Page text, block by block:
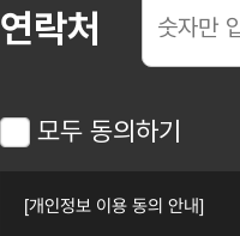
연락처
모두 동의하기
[개인정보 이용 동의 안내]